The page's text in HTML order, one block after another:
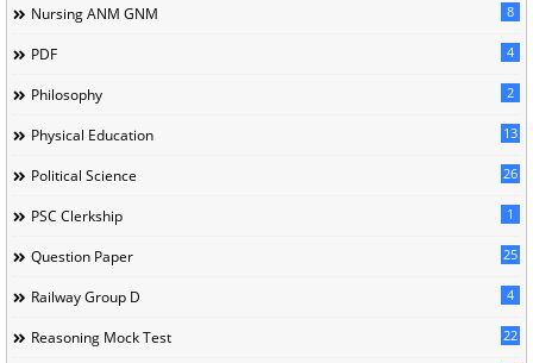
Nursing ANM GNM 8
PDF 4
Philosophy 2
Physical Education 13
Political Science 26
PSC Clerkship 1
Question Paper 25
Railway Group D 4
Reasoning Mock Test 22